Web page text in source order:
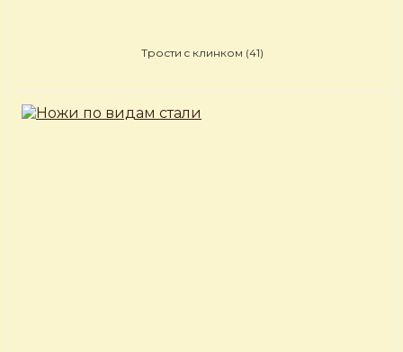
Трости c клинком (41)